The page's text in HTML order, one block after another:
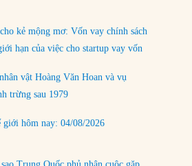
chôn vùi bê bối chấn động vòng
của mình
LOAD MORE
kẻ mộng mơ: Vốn vay chính sách
hạn của việc cho startup vay vốn
vật Hoàng Văn Hoan và vụ
trừng sau 1979
giới hôm nay: 04/08/2026